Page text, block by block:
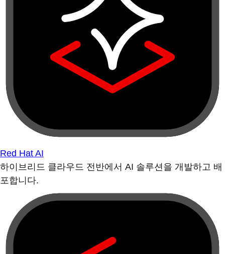
Red Hat AI
하이브리드 클라우드 전반에서 AI 솔루션을 개발하고 배
포합니다.